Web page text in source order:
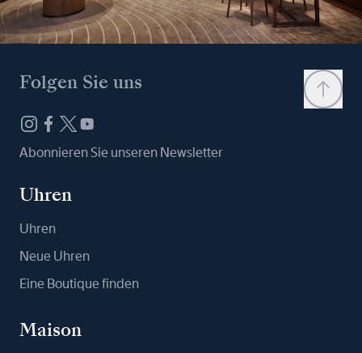
Folgen Sie uns
Abonnieren Sie unseren Newsletter
Uhren
Uhren
Neue Uhren
Eine Boutique finden
Maison